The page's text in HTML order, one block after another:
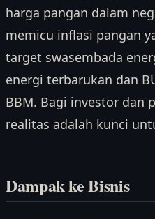
harga pangan dalam
memicu inflasi pangan
target swasembada
energi terbarukan dan
BBM. Bagi investor dan
realitas adalah kunci
Dampak ke Bisnis